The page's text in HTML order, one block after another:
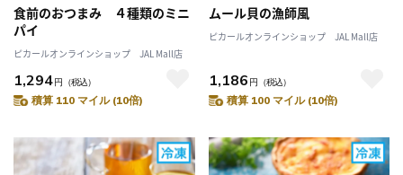
食前のおつまみ ４種類のミニ
パイ
ピカールオンラインショップ JAL Mall店
1,294円 （税込）
積算 110 マイル (10倍)
ムール貝の漁師風
ピカールオンラインショップ JAL Mall店
1,186 円 （税込）
積算 100 マイル (10倍)